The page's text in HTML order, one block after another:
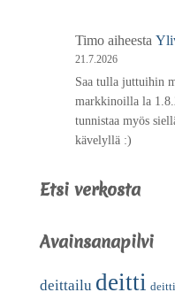
Timo aiheesta
21.7.2026
Saa tulla juttuihin
markkinoilla la
tunnistaa myös
kävelyllä :)
Etsi verkosta
Avainsanapilvi
deittailu deitti